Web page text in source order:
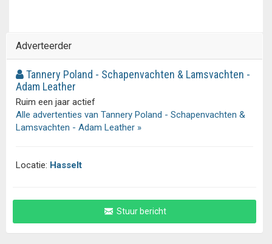
Adverteerder
Tannery Poland - Schapenvachten & Lamsvachten -
Adam Leather
Ruim een jaar actief
Alle advertenties van Tannery Poland - Schapenvachten &
Lamsvachten - Adam Leather »
Locatie: Hasselt
Stuur bericht